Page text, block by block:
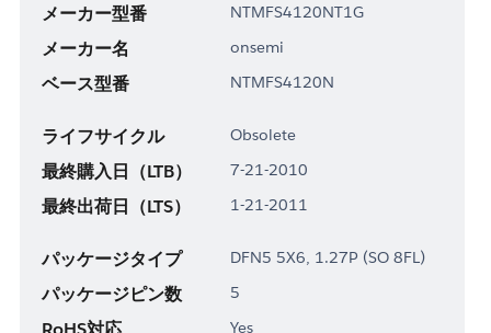
メーカー型番 NTMFS4120NT1G
メーカー名 onsemi
ベース型番 NTMFS4120N
ライフサイクル Obsolete
最終購入日（LTB） 7-21-2010
最終出荷日（LTS） 1-21-2011
パッケージタイプ DFN5 5X6, 1.27P (SO 8FL)
パッケージピン数 5
Yes